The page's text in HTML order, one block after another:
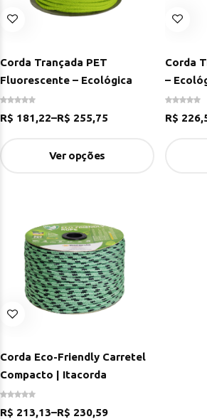
Corda Trançada PET
Fluorescente – Ecológica
R$ 181,22–R$ 255,75
Ver opções
Corda
–
R$
Corda Eco-Friendly Carretel
Compacto | Itacorda
R$ 213,13–R$ 230,59